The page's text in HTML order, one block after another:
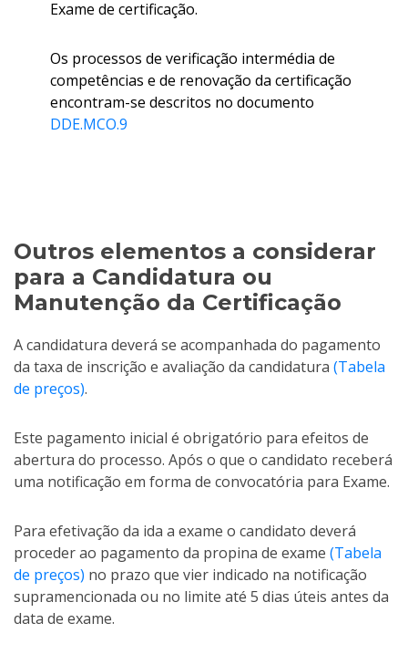
Exame de certificação.
Os processos de verificação intermédia de
competências e de renovação da certificação
encontram-se descritos no documento
DDE.MCO.9
Outros elementos a considerar
para a Candidatura ou
Manutenção da Certificação
A candidatura deverá se acompanhada do pagamento
da taxa de inscrição e avaliação da candidatura (Tabela
de preços).
Este pagamento inicial é obrigatório para efeitos de
abertura do processo. Após o que o candidato receberá
uma notificação em forma de convocatória para Exame.
Para efetivação da ida a exame o candidato deverá
proceder ao pagamento da propina de exame (Tabela
de preços) no prazo que vier indicado na notificação
supramencionada ou no limite até 5 dias úteis antes da
data de exame.